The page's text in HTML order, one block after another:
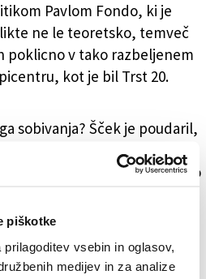
piškotke
vsebin in oglasov,
medijev in za analize
Pavlom Fondo, ki je
ne le teoretsko, temveč
poklicno v tako razbeljenem
kot je bil Trst 20.
sobivanja? Šček je poudaril,
da smo mostovi med
pa smo prvi, ki se vedemo
zidove. Zgodovinski,
precej omejujoč in
sposobni ozavestiti in
stran od njega, je pojasnil.